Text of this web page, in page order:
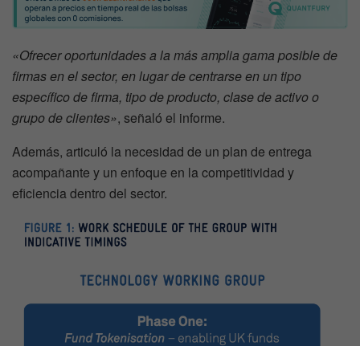
«Ofrecer oportunidades a la más amplia gama posible de
firmas en el sector, en lugar de centrarse en un tipo
específico de firma, tipo de producto, clase de activo o
grupo de clientes», señaló el informe.
Además, articuló la necesidad de un plan de entrega
acompañante y un enfoque en la competitividad y
eficiencia dentro del sector.